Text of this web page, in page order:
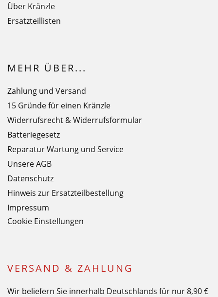
Über Kränzle
Ersatzteillisten
MEHR ÜBER...
Zahlung und Versand
15 Gründe für einen Kränzle
Widerrufsrecht & Widerrufsformular
Batteriegesetz
Reparatur Wartung und Service
Unsere AGB
Datenschutz
Hinweis zur Ersatzteilbestellung
Impressum
Cookie Einstellungen
VERSAND & ZAHLUNG
Wir beliefern Sie innerhalb Deutschlands für nur 8,90 €